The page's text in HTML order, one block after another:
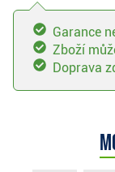
Garance
Zboží
Doprava